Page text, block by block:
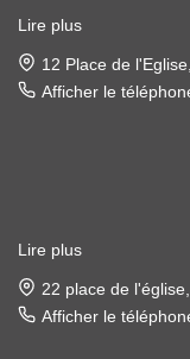
Lire plus
12 Place de
Afficher le
Lire plus
22 place de
Afficher le